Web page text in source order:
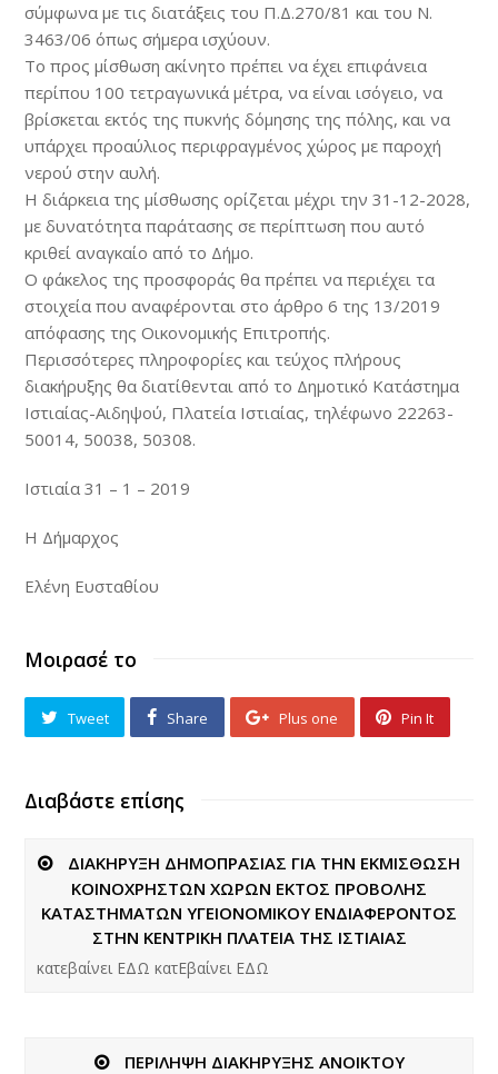
σύμφωνα με τις διατάξεις του Π.Δ.270/81 και του Ν.
3463/06 όπως σήμερα ισχύουν.
Το προς μίσθωση ακίνητο πρέπει να έχει επιφάνεια
περίπου 100 τετραγωνικά μέτρα, να είναι ισόγειο, να
βρίσκεται εκτός της πυκνής δόμησης της πόλης, και να
υπάρχει προαύλιος περιφραγμένος χώρος με παροχή
νερού στην αυλή.
Η διάρκεια της μίσθωσης ορίζεται μέχρι την 31-12-2028,
με δυνατότητα παράτασης σε περίπτωση που αυτό
κριθεί αναγκαίο από το Δήμο.
Ο φάκελος της προσφοράς θα πρέπει να περιέχει τα
στοιχεία που αναφέρονται στο άρθρο 6 της 13/2019
απόφασης της Οικονομικής Επιτροπής.
Περισσότερες πληροφορίες και τεύχος πλήρους
διακήρυξης θα διατίθενται από το Δημοτικό Κατάστημα
Ιστιαίας-Αιδηψού, Πλατεία Ιστιαίας, τηλέφωνο 22263-
50014, 50038, 50308.
Ιστιαία 31 – 1 – 2019
Η Δήμαρχος
Ελένη Ευσταθίου
Μοιρασέ το
Tweet Share Plus one Pin It
Διαβάστε επίσης
ΔΙΑΚΗΡΥΞΗ ΔΗΜΟΠΡΑΣΙΑΣ ΓΙΑ ΤΗΝ ΕΚΜΙΣΘΩΣΗ
ΚΟΙΝΟΧΡΗΣΤΩΝ ΧΩΡΩΝ ΕΚΤΟΣ ΠΡΟΒΟΛΗΣ
ΚΑΤΑΣΤΗΜΑΤΩΝ ΥΓΕΙΟΝΟΜΙΚΟΥ ΕΝΔΙΑΦΕΡΟΝΤΟΣ
ΣΤΗΝ ΚΕΝΤΡΙΚΗ ΠΛΑΤΕΙΑ ΤΗΣ ΙΣΤΙΑΙΑΣ
κατεβαίνει ΕΔΩ κατΕβαίνει ΕΔΩ
ΠΕΡΙΛΗΨΗ ΔΙΑΚΗΡΥΞΗΣ ΑΝΟΙΚΤΟΥ